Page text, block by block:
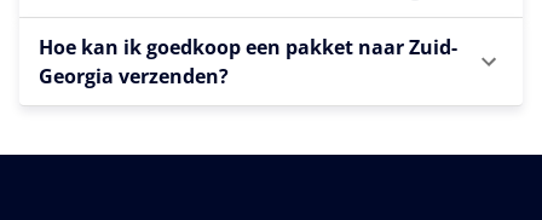
Hoe kan ik goedkoop een pakket naar Zuid-
Georgia verzenden?